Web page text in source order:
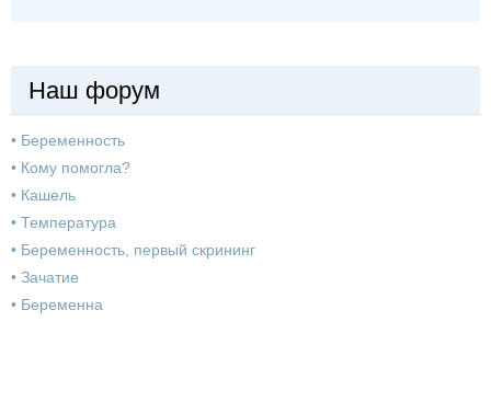
Наш форум
• Беременность
• Кому помогла?
• Кашель
• Температура
• Беременность, первый скрининг
• Зачатие
• Беременна